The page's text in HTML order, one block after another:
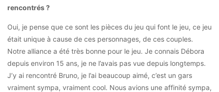
rencontrés ?
Oui, je pense que ce sont les pièces du jeu qui font le jeu, ce jeu
était unique à cause de ces personnages, de ces couples.
Notre alliance a été très bonne pour le jeu. Je connais Débora
depuis environ 15 ans, je ne l’avais pas vue depuis longtemps.
J’y ai rencontré Bruno, je l’ai beaucoup aimé, c’est un gars
vraiment sympa, vraiment cool. Nous avions une affinité sympa,